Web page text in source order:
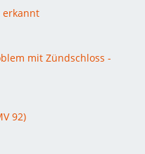
erkannt
mit Zündschloss -
92)